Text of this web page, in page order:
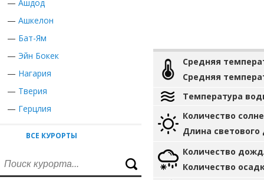
— Ашдод
— Ашкелон
— Бат-Ям
— Эйн Бокек
— Нагария
— Тверия
— Герцлия
ВСЕ КУРОРТЫ
Средняя
Средняя
Температура
Количество
Длина светового
Количество
Количество